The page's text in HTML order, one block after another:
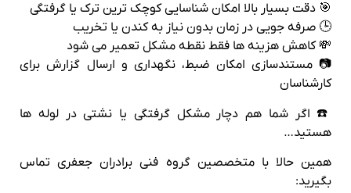
🎯 دقت بسیار بالا امکان شناسایی کوچک‌ ترین ترک یا گرفتگی
🕒 صرفه‌ جویی در زمان بدون نیاز به کندن یا تخریب
💸 کاهش هزینه‌ ها فقط نقطه مشکل تعمیر می‌ شود
📷 مستندسازی امکان ضبط، نگهداری و ارسال گزارش برای
کارشناسان
☎️ اگر شما هم دچار مشکل گرفتگی یا نشتی در لوله‌ ها
هستید…
همین حالا با متخصصین گروه فنی برادران جعفری تماس
بگیرید: